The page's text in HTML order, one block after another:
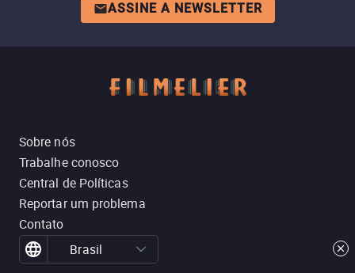
ASSINE A NEWSLETTER
Sobre nós
Trabalhe conosco
Central de Políticas
Reportar um problema
Contato
Brasil